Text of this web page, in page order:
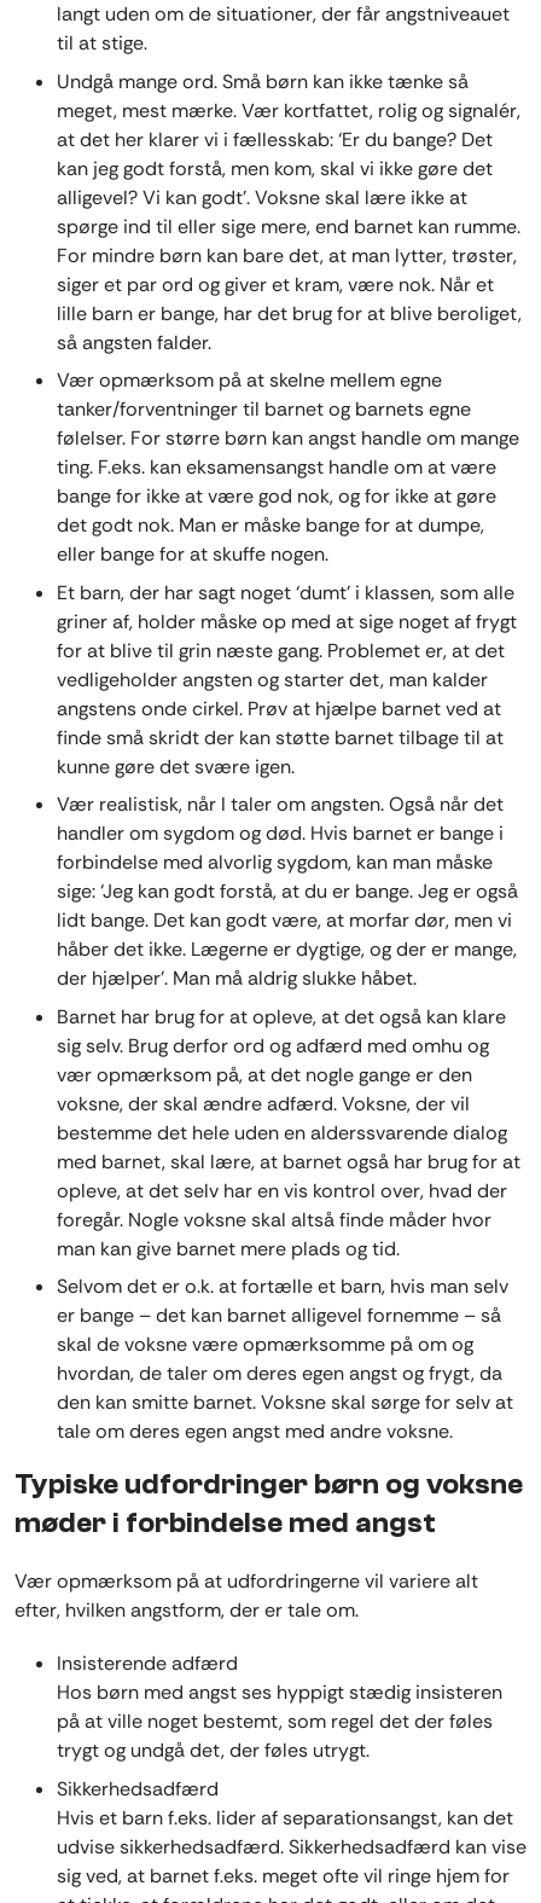
langt uden om de situationer, der får angstniveauet
til at stige.
Undgå mange ord. Små børn kan ikke tænke så
meget, mest mærke. Vær kortfattet, rolig og signalér,
at det her klarer vi i fællesskab: ‘Er du bange? Det
kan jeg godt forstå, men kom, skal vi ikke gøre det
alligevel? Vi kan godt’. Voksne skal lære ikke at
spørge ind til eller sige mere, end barnet kan rumme.
For mindre børn kan bare det, at man lytter, trøster,
siger et par ord og giver et kram, være nok. Når et
lille barn er bange, har det brug for at blive beroliget,
så angsten falder.
Vær opmærksom på at skelne mellem egne
tanker/forventninger til barnet og barnets egne
følelser. For større børn kan angst handle om mange
ting. F.eks. kan eksamensangst handle om at være
bange for ikke at være god nok, og for ikke at gøre
det godt nok. Man er måske bange for at dumpe,
eller bange for at skuffe nogen.
Et barn, der har sagt noget ‘dumt’ i klassen, som alle
griner af, holder måske op med at sige noget af frygt
for at blive til grin næste gang. Problemet er, at det
vedligeholder angsten og starter det, man kalder
angstens onde cirkel. Prøv at hjælpe barnet ved at
finde små skridt der kan støtte barnet tilbage til at
kunne gøre det svære igen.
Vær realistisk, når I taler om angsten. Også når det
handler om sygdom og død. Hvis barnet er bange i
forbindelse med alvorlig sygdom, kan man måske
sige: ‘Jeg kan godt forstå, at du er bange. Jeg er også
lidt bange. Det kan godt være, at morfar dør, men vi
håber det ikke. Lægerne er dygtige, og der er mange,
der hjælper’. Man må aldrig slukke håbet.
Barnet har brug for at opleve, at det også kan klare
sig selv. Brug derfor ord og adfærd med omhu og
vær opmærksom på, at det nogle gange er den
voksne, der skal ændre adfærd. Voksne, der vil
bestemme det hele uden en alderssvarende dialog
med barnet, skal lære, at barnet også har brug for at
opleve, at det selv har en vis kontrol over, hvad der
foregår. Nogle voksne skal altså finde måder hvor
man kan give barnet mere plads og tid.
Selvom det er o.k. at fortælle et barn, hvis man selv
er bange – det kan barnet alligevel fornemme – så
skal de voksne være opmærksomme på om og
hvordan, de taler om deres egen angst og frygt, da
den kan smitte barnet. Voksne skal sørge for selv at
tale om deres egen angst med andre voksne.
Typiske udfordringer børn og voksne
møder i forbindelse med angst
Vær opmærksom på at udfordringerne vil variere alt
efter, hvilken angstform, der er tale om.
Insisterende adfærd
Hos børn med angst ses hyppigt stædig insisteren
på at ville noget bestemt, som regel det der føles
trygt og undgå det, der føles utrygt.
Sikkerhedsadfærd
Hvis et barn f.eks. lider af separationsangst, kan det
udvise sikkerhedsadfærd. Sikkerhedsadfærd kan vise
sig ved, at barnet f.eks. meget ofte vil ringe hjem for